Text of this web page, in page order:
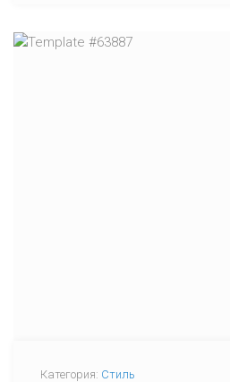
Категория: Стиль